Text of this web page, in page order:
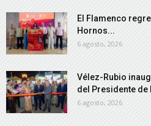
El Flamenco
Hornos...
6 agosto, 2026
Vélez-Rubio
del Presidente de
6 agosto, 2026